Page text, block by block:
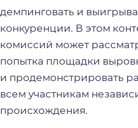
демпинговать и
конкуренции. В этом
комиссий может
попытка площадки
и продемонстрировать
всем участникам
происхождения.